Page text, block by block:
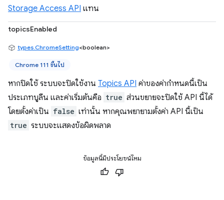
Storage Access API แทน
topicsEnabled
types.ChromeSetting<boolean>
Chrome 111 ขึ้นไป
หากปิดใช้ ระบบจะปิดใช้งาน Topics API ค่าของค่ากำหนดนี้เป็น
ประเภทบูลีน และค่าเริ่มต้นคือ true ส่วนขยายจะปิดใช้ API นี้ได้
โดยตั้งค่าเป็น false เท่านั้น หากคุณพยายามตั้งค่า API นี้เป็น
true ระบบจะแสดงข้อผิดพลาด
ข้อมูลนี้มีประโยชน์ไหม